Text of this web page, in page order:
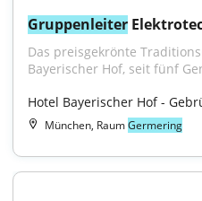
Gruppenleiter
Das preisgekrönte
Bayerischer Hof, seit fünf
Hotel Bayerischer Hof -
München, RaumGermering